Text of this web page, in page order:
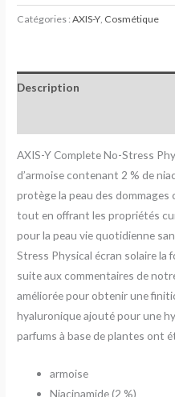
Catégories :AXIS-Y Cosmétique
Description
AXIS-Y Complete No-Stress
d’armoise contenant 2 % de
protège la peau des dommages
tout en offrant les propriétés
pour la peau vie quotidienne
Stress Physical écran solaire la
suite aux commentaires de
améliorée pour obtenir une
hyaluronique ajouté pour une
parfums à base de plantes ont
armoise
Niacinamide (2 %)